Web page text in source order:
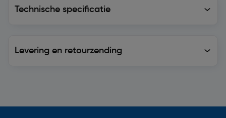
Technische specificatie
Levering en retourzending